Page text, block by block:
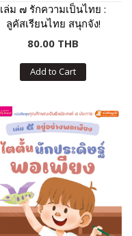
เล่ม ๗ รักความเป็นไทย :
ลูคัสเรียนไทย สนุกจัง!
80.00 THB
Add to Cart